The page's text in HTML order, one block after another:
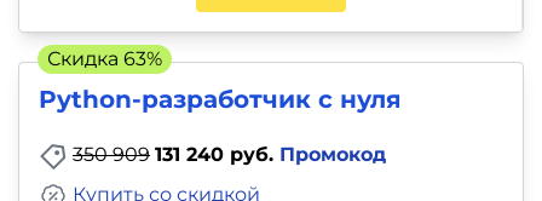
Python-разработчик с нуля
350 909 131 240 руб. Промокод
Купить со скидкой
Скидка 63%